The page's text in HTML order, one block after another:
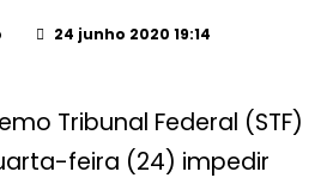
24 junho 2020 19:14
Tribunal Federal (STF)
feira (24) impedir